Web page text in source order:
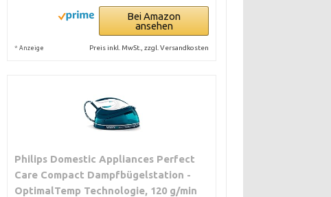
Bei Amazon
ansehen
* Anzeige Preis inkl. MwSt., zzgl. Versandkosten
Philips Domestic Appliances Perfect
Care Compact Dampfbügelstation -
OptimalTemp Technologie, 120 g/min